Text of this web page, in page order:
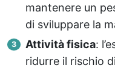
mantenere un
di sviluppare la
Attività fisica:
ridurre il rischio